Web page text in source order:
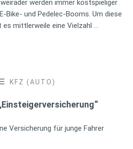
werden immer kostspieliger
Bike- und Pedelec-Booms. Um diese
es mittlerweile eine Vielzahl …
KFZ (AUTO)
Versicherung für junge Fahrer